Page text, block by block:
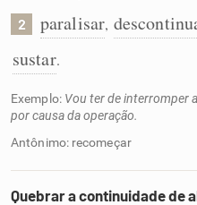
Caça-palavras
Dicionário
Sinônimos
2 paralisar,
sustar.
Exemplo: Vou ter de interromper
por causa da operação.
Antônimo: recomeçar
Quebrar a continuidade de